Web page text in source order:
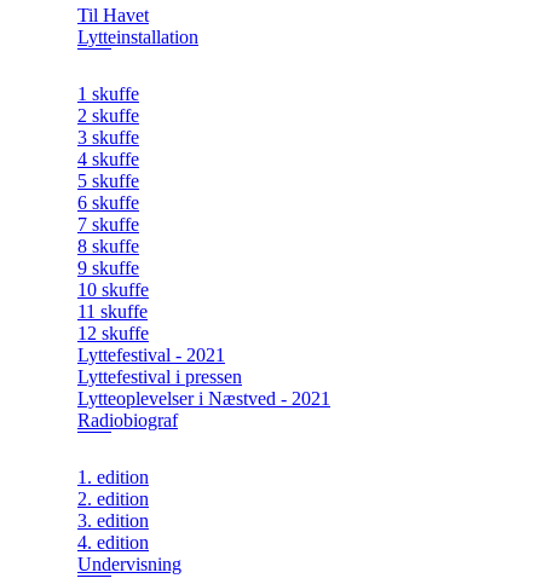
Til Havet
Lytteinstallation
1 skuffe
2 skuffe
3 skuffe
4 skuffe
5 skuffe
6 skuffe
7 skuffe
8 skuffe
9 skuffe
10 skuffe
11 skuffe
12 skuffe
Lyttefestival - 2021
Lyttefestival i pressen
Lytteoplevelser i Næstved - 2021
Radiobiograf
1. edition
2. edition
3. edition
4. edition
Undervisning